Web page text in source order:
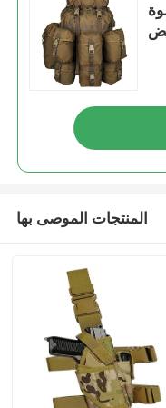
المنتجات الموصى بها